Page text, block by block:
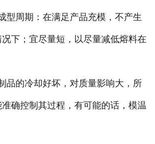
型周期：在满足产品充模，不产生
下；宜尽量短，以尽量减低熔料在
品的冷却好坏，对质量影响大，所
确控制其过程，有可能的话，模温